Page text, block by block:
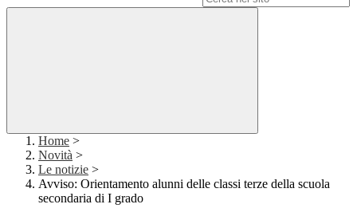
Home >
Novità >
Le notizie >
Avviso: Orientamento alunni delle classi terze della scuola
secondaria di I grado